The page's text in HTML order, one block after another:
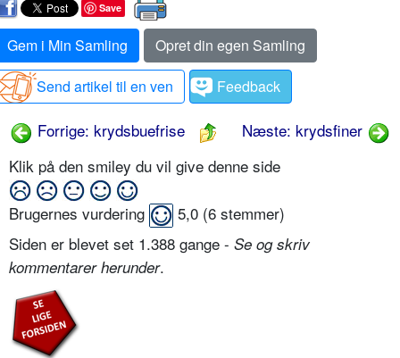
Save
Gem i Min Samling
Opret din egen Samling
Send artikel til en ven
Feedback
Forrige: krydsbuefrise
Næste: krydsfiner
Klik på den smiley du vil give denne side
Brugernes vurdering 5,0 (6 stemmer)
Siden er blevet set 1.388 gange - Se og skriv
kommentarer herunder.